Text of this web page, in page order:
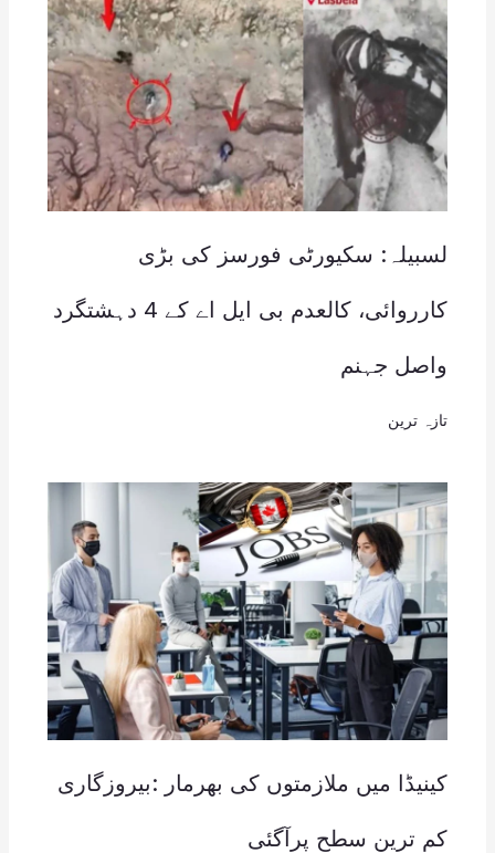
لسبیلہ: سکیورٹی فورسز کی بڑی
کارروائی، کالعدم بی ایل اے کے 4 دہشتگرد
واصل جہنم
تازہ ترین
کینیڈا میں ملازمتوں کی بھرمار :بیروزگاری
کم ترین سطح پرآگئی